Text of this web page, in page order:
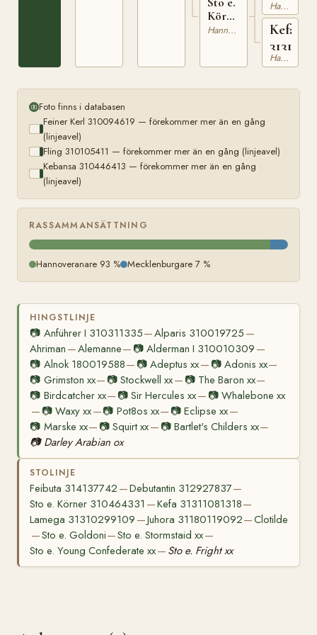
Körner
310464331
Hannoveranare
Hannoveranare
Kefa
Hannoveranare
Foto finns i databasen
Feiner Kerl 310094619 — förekommer mer än en gång
(linjeavel)
Fling 310105411 — förekommer mer än en gång (linjeavel)
Kebansa 310446413 — förekommer mer än en gång
(linjeavel)
RASSAMMANSÄTTNING
Hannoveranare 93 % Mecklenburgare 7 %
HINGSTLINJE
📷 Anführer I 310311335—Alparis 310019725 —
Ahriman —Alemanne— 📷Alderman I 310010309 —
📷 Alnok 180019588— 📷Adeptus xx— 📷 Adonis xx—
📷 Grimston xx— 📷Stockwell xx— 📷 The Baron xx—
📷 Birdcatcher xx— 📷Sir Hercules xx— 📷 Whalebone xx
— 📷Waxy xx—📷 Pot8os xx— 📷Eclipse xx—
📷 Marske xx— 📷Squirt xx— 📷 Bartlet's Childers xx—
📷 Darley Arabian ox
STOLINJE
Feibuta 314137742 —Debutantin 312927837—
Sto e. Körner 310464331 —Kefa 31311081318—
Lamega 31310299109 —Juhora 31180119092—Clotilde
—Sto e. Goldoni—Sto e. Stormstaid xx—
Sto e. Young Confederate xx— Sto e. Fright xx